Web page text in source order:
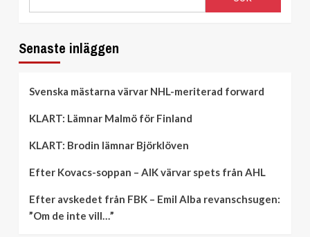
Senaste inläggen
Svenska mästarna värvar NHL-meriterad forward
KLART: Lämnar Malmö för Finland
KLART: Brodin lämnar Björklöven
Efter Kovacs-soppan – AIK värvar spets från AHL
Efter avskedet från FBK – Emil Alba revanschsugen:
”Om de inte vill…”